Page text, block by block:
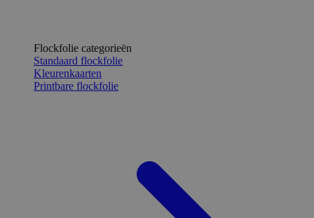
Flockfolie categorieën
Standaard flockfolie
Kleurenkaarten
Printbare flockfolie